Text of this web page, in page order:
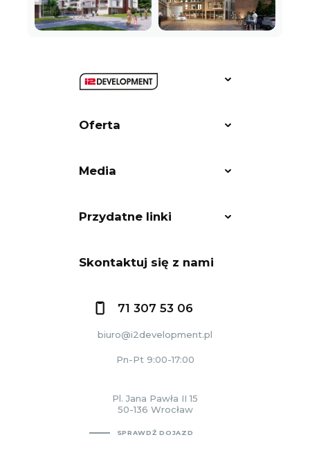
Oferta
Media
Przydatne linki
Skontaktuj się z nami
71 307 53 06
biuro@i2development.pl
Pn-Pt 9:00-17:00
Pl. Jana Pawła II 15
50-136 Wrocław
SPRAWDŹ DOJAZD